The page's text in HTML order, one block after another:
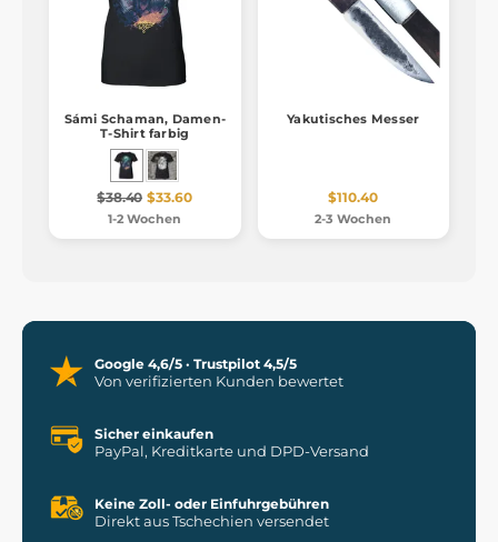
Sámi Schaman, Damen-
T-Shirt farbig
$38.40 $33.60
1-2 Wochen
Yakutisches Messer
$110.40
2-3 Wochen
Google 4,6/5 · Trustpilot 4,5/5
Von verifizierten Kunden bewertet
Sicher einkaufen
PayPal, Kreditkarte und DPD-Versand
Keine Zoll- oder Einfuhrgebühren
Direkt aus Tschechien versendet